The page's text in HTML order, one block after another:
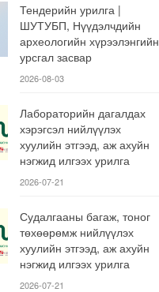
Тендерийн урилга |
ШУТУБП, Нүүдэлчдийн
археологийн хүрээлэнгийн
урсгал засвар
2026-08-03
Лабораторийн дагалдах
хэрэгсэл нийлүүлэх
хуулийн этгээд, аж ахуйн
нэгжид илгээх урилга
2026-07-21
Судалгааны багаж, тоног
төхөөрөмж нийлүүлэх
хуулийн этгээд, аж ахуйн
нэгжид илгээх урилга
2026-07-21